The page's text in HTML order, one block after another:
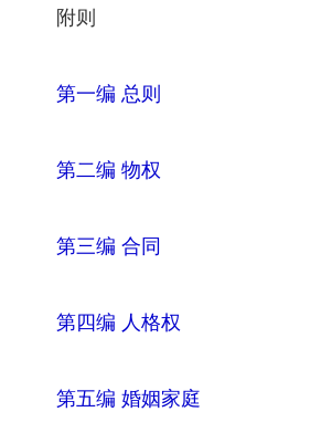
附则
第一编 总则
第二编 物权
第三编 合同
第四编 人格权
第五编 婚姻家庭